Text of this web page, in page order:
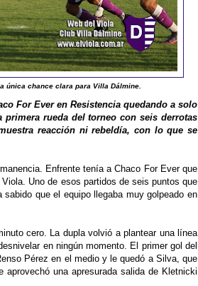
única chance clara para Villa Dálmine.
For Ever en Resistencia quedando a solo
rueda del torneo con seis derrotas
reacción ni rebeldía, con lo que se
Enfrente tenía a Chaco For Ever que
Uno de esos partidos de seis puntos que
que el equipo llegaba muy golpeado en
cero. La dupla volvió a plantear una línea
en ningún momento. El primer gol del
Pérez en el medio y le quedó a Silva, que
una apresurada salida de Kletnicki